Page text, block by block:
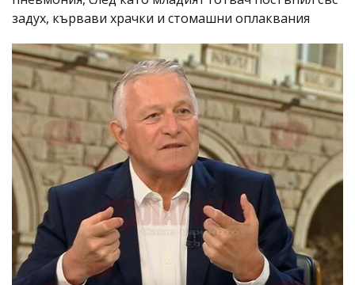
задух, кървави храчки и стомашни оплаквания